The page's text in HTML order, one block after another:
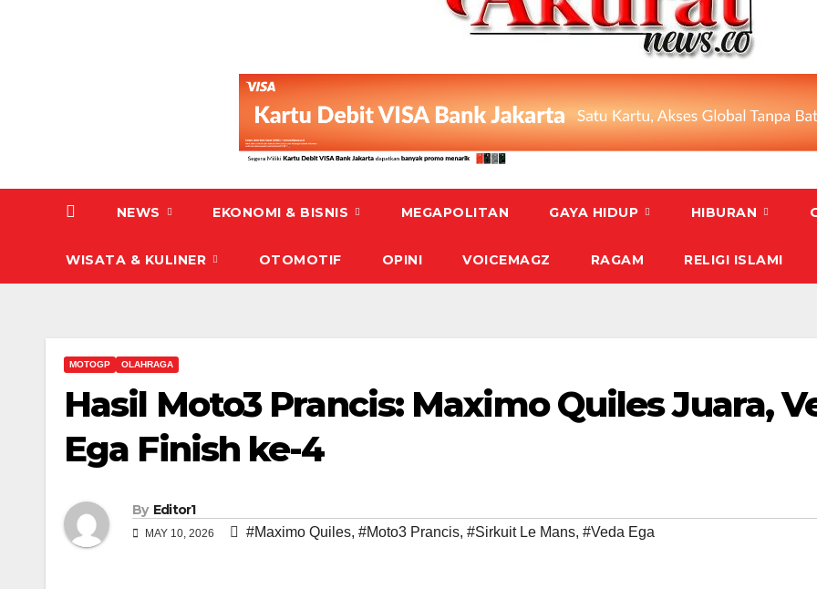
NEWS EKONOMI & BISNIS MEGAPOLITAN GAYA HIDUP HIBURAN
WISATA & KULINER OTOMOTIF OPINI VOICEMAGZ RAGAM RELIGI ISLAMI
MOTOGP OLAHRAGA
Hasil Moto3 Prancis: Maximo Quiles Juara,
Ega Finish ke-4
By Editor1
MAY 10, 2026 #Maximo Quiles, #Moto3 Prancis, #Sirkuit Le Mans, #Veda Ega